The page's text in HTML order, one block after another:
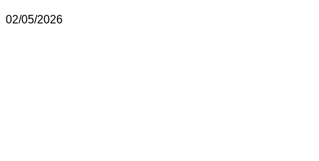
02/05/2026